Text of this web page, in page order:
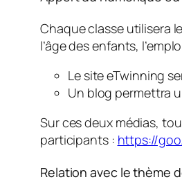
Chaque classe utilisera
l’âge des enfants,
Le site eTwinning
Un blog permettra
Sur ces deux médias,
participants : https://
Relation avec le thème